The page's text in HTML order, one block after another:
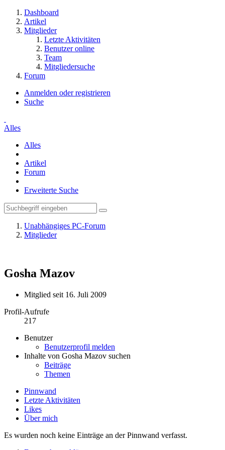
Dashboard
Artikel
Mitglieder
Letzte Aktivitäten
Benutzer online
Team
Mitgliedersuche
Forum
Anmelden oder registrieren
Suche
Alles
Alles
Artikel
Forum
Erweiterte Suche
Unabhängiges PC-Forum
Mitglieder
Gosha Mazov
Mitglied seit 16. Juli 2009
Profil-Aufrufe
217
Benutzer
Benutzerprofil melden
Inhalte von Gosha Mazov suchen
Beiträge
Themen
Pinnwand
Letzte Aktivitäten
Likes
Über mich
Es wurden noch keine Einträge an der Pinnwand verfasst.